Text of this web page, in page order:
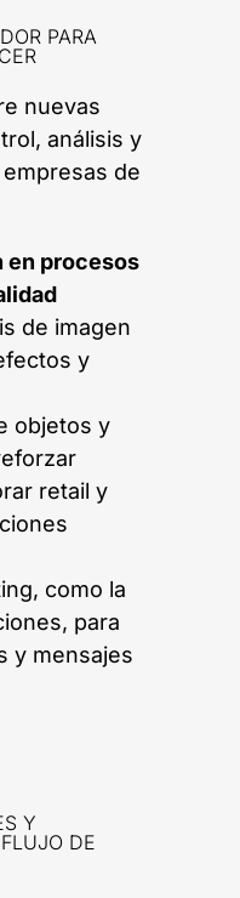
PARA
nuevas
análisis y
de
en procesos
de imagen
y
objetos y
retail y
como la
para
y mensajes
Y
DE